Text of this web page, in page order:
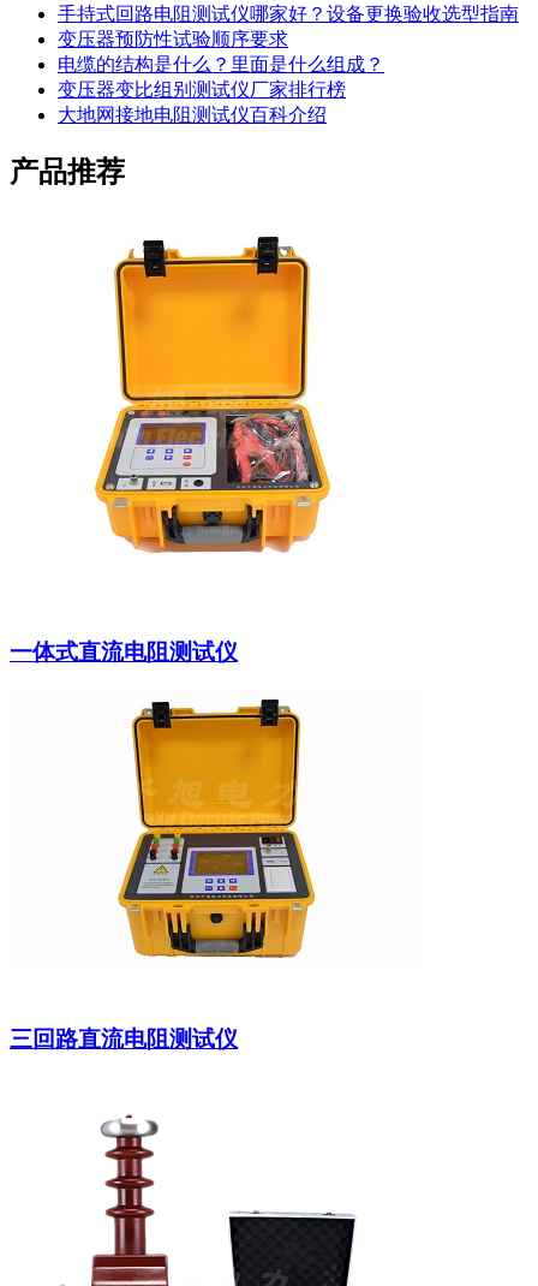
手持式回路电阻测试仪哪家好？设备更换验收选型指南
变压器预防性试验顺序要求
电缆的结构是什么？里面是什么组成？
变压器变比组别测试仪厂家排行榜
大地网接地电阻测试仪百科介绍
产品推荐
一体式直流电阻测试仪
三回路直流电阻测试仪